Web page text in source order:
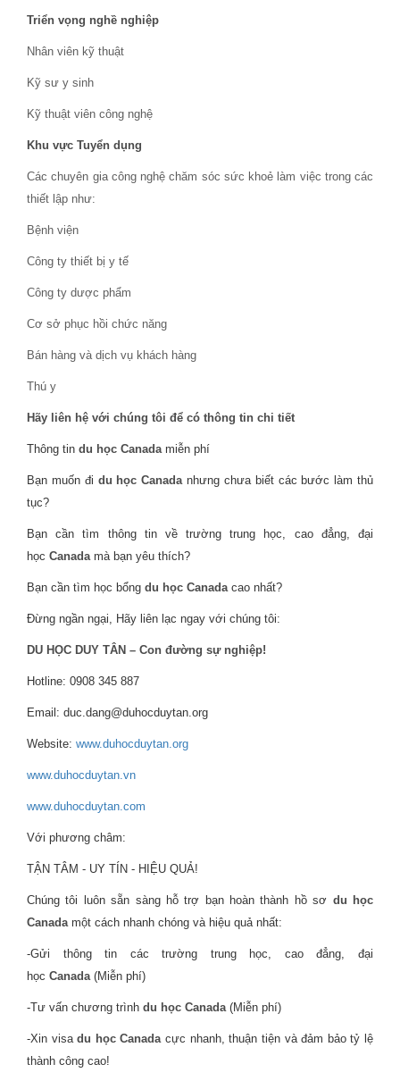
Triển vọng nghề nghiệp
Nhân viên kỹ thuật
Kỹ sư y sinh
Kỹ thuật viên công nghệ
Khu vực Tuyển dụng
Các chuyên gia công nghệ chăm sóc sức khoẻ làm việc trong các
thiết lập như:
Bệnh viện
Công ty thiết bị y tế
Công ty dược phẩm
Cơ sở phục hồi chức năng
Bán hàng và dịch vụ khách hàng
Thú y
Hãy liên hệ với chúng tôi để có thông tin chi tiết
Thông tin du học Canada miễn phí
Bạn muốn đi du học Canada nhưng chưa biết các bước làm thủ
tục?
Bạn cần tìm thông tin về trường trung học, cao đẳng, đại
học Canada mà bạn yêu thích?
Bạn cần tìm học bổng du học Canada cao nhất?
Đừng ngần ngại, Hãy liên lạc ngay với chúng tôi:
DU HỌC DUY TÂN – Con đường sự nghiệp!
Hotline: 0908 345 887
Email: duc.dang@duhocduytan.org
Website: www.duhocduytan.org
www.duhocduytan.vn
www.duhocduytan.com
Với phương châm:
TẬN TÂM - UY TÍN - HIỆU QUẢ!
Chúng tôi luôn sẵn sàng hỗ trợ bạn hoàn thành hồ sơ du học
Canada một cách nhanh chóng và hiệu quả nhất:
-Gửi thông tin các trường trung học, cao đẳng, đại
học Canada (Miễn phí)
-Tư vấn chương trình du học Canada (Miễn phí)
-Xin visadu học Canada cực nhanh, thuận tiện và đảm bảo tỷ lệ
thành công cao!